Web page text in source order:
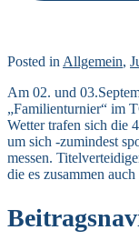
Posted in Allgemein,
Am 02. und
„Familienturnier“ im
Wetter trafen sich die
um sich -zumindest
messen.
die es zusammen